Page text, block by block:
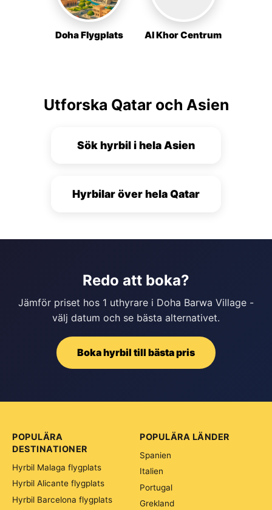
Doha Flygplats Al Khor Centrum
Utforska Qatar och Asien
Sök hyrbil i hela Asien
Hyrbilar över hela Qatar
Redo att boka?
Jämför priset hos 1 uthyrare i Doha Barwa Village -
välj datum och se bästa alternativet.
Boka hyrbil till bästa pris
POPULÄRA
DESTINATIONER
Hyrbil Malaga flygplats
Hyrbil Alicante flygplats
Hyrbil Barcelona flygplats
POPULÄRA LÄNDER
Spanien
Italien
Portugal
Grekland